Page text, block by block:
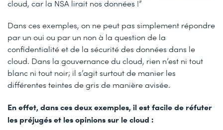
cloud, car la NSA lirait nos données !”
Dans ces exemples, on ne peut pas simplement répondre
par un oui ou par un non à la question de la
confidentialité et de la sécurité des données dans le
cloud. Dans la gouvernance du cloud, rien n’est ni tout
blanc ni tout noir; il s’agit surtout de manier les
différentes teintes de gris de manière avisée.
En effet, dans ces deux exemples, il est facile de réfuter
les préjugés et les opinions sur le cloud :